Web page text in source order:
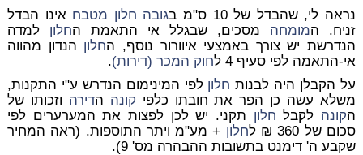
נראה לי, שהבדל של 10 ס"מ ב
גובה חלון מטבח אינו הבדל
זניח. המומחה מסכים, שבגלל אי התאמת החלון למדה
הנדרשת יש צורך באמצעי איוורור נוסף, החלון הנדון מהווה
אי-התאמה לפי סעיף 4 ל
חוק המכר (דירות).
על הקבלן היה לבנות חלון לפי המינימום הנדרש ע"י התקנות,
משלא עשה כן הפר את חובתו כלפי קונה הדירה וזכותו של
הקונה לקבל חלון תקני. יש לכן לפצות את המערערים לפי
סכום של 360 ₪ ל
חלון + מע"מ ויתר התוספות. (ראה המחיר
שקבע ה' דימנט בתשובות ההבהרה מס' 9).